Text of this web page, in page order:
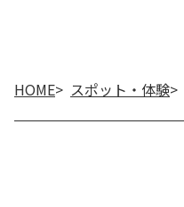
HOME スポット・体験